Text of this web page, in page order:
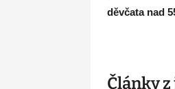
děvčata nad
Články